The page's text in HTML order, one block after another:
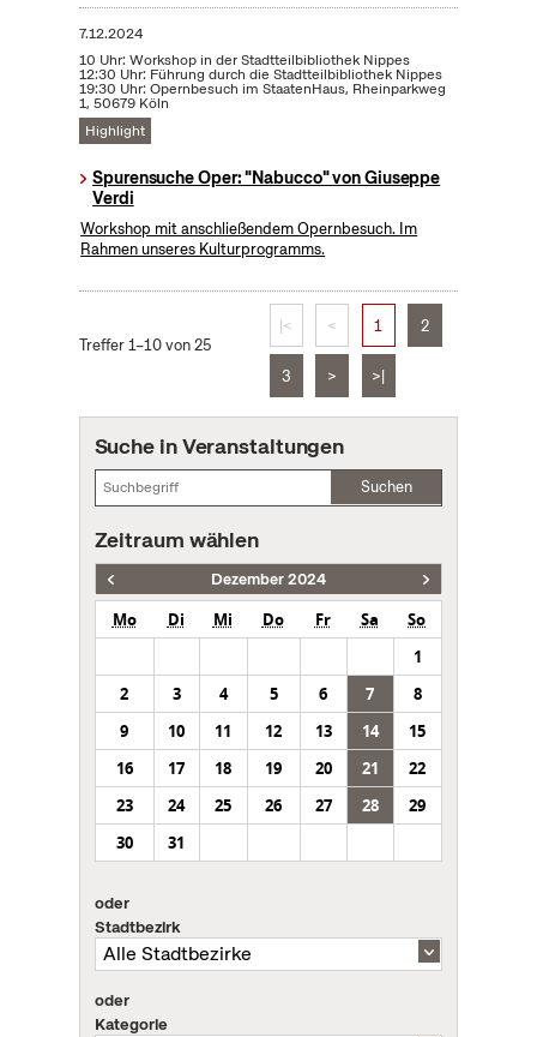
7.12.2024
10 Uhr: Workshop in der Stadtteilbibliothek Nippes
12:30 Uhr: Führung durch die Stadtteilbibliothek Nippes
19:30 Uhr: Opernbesuch im StaatenHaus, Rheinparkweg
1, 50679 Köln
Highlight
Spurensuche Oper: "Nabucco" von Giuseppe
Verdi
Workshop mit anschließendem Opernbesuch. Im
Rahmen unseres Kulturprogramms.
Treffer 1–10 von 25
|< < 1 2
3 > >|
Suche in Veranstaltungen
Suchen
Zeitraum wählen
Dezember 2024
Mo Di Mi Do Fr Sa
So
1
2
3 4 5 6 7
8
9
10 11 12 13 14
15
16
17 18 19 20 21
22
23
24 25 26 27 28
29
30
31
oder
Stadtbezirk
oder
Kategorie